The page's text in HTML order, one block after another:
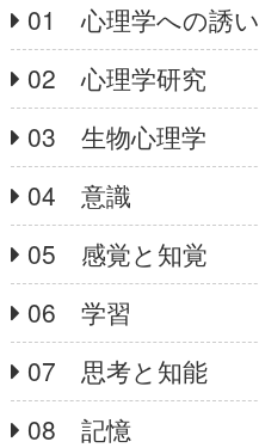
01 心理学への誘い
02 心理学研究
03 生物心理学
04 意識
05 感覚と知覚
06 学習
07 思考と知能
08 記憶